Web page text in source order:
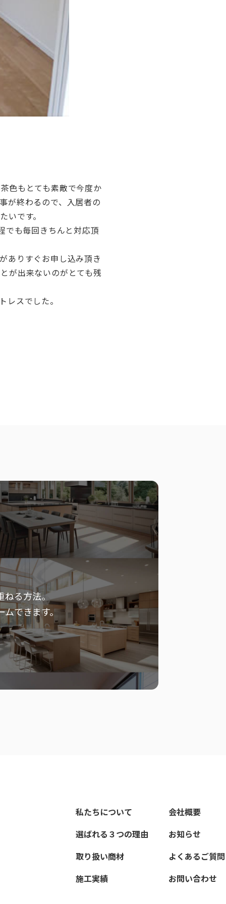
色もとても素敵で今度か
が終わるので、入居者の
です。
でも毎回きちんと対応頂
ありすぐお申し込み頂き
が出来ないのがとても残
スでした。
ねる方法。
ムできます。
私たちについて
選ばれる３つの理由
取り扱い商材
施工実績
会社概要
お知らせ
よくあるご質問
お問い合わせ